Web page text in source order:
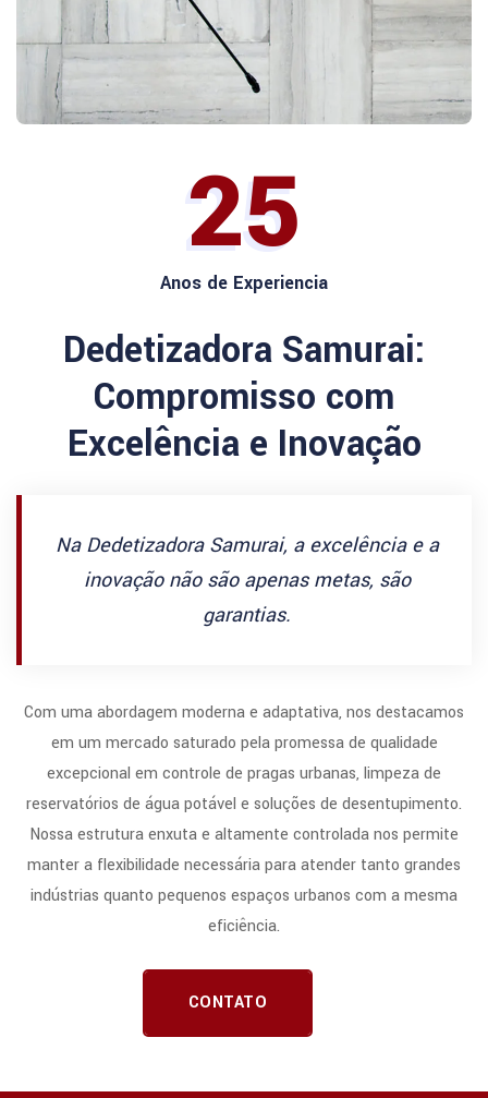
25
Anos de Experiencia
Dedetizadora Samurai:
Compromisso com
Excelência e Inovação
Na Dedetizadora Samurai, a excelência e a
inovação não são apenas metas, são
garantias.
Com uma abordagem moderna e adaptativa, nos destacamos
em um mercado saturado pela promessa de qualidade
excepcional em controle de pragas urbanas, limpeza de
reservatórios de água potável e soluções de desentupimento.
Nossa estrutura enxuta e altamente controlada nos permite
manter a flexibilidade necessária para atender tanto grandes
indústrias quanto pequenos espaços urbanos com a mesma
eficiência.
CONTATO